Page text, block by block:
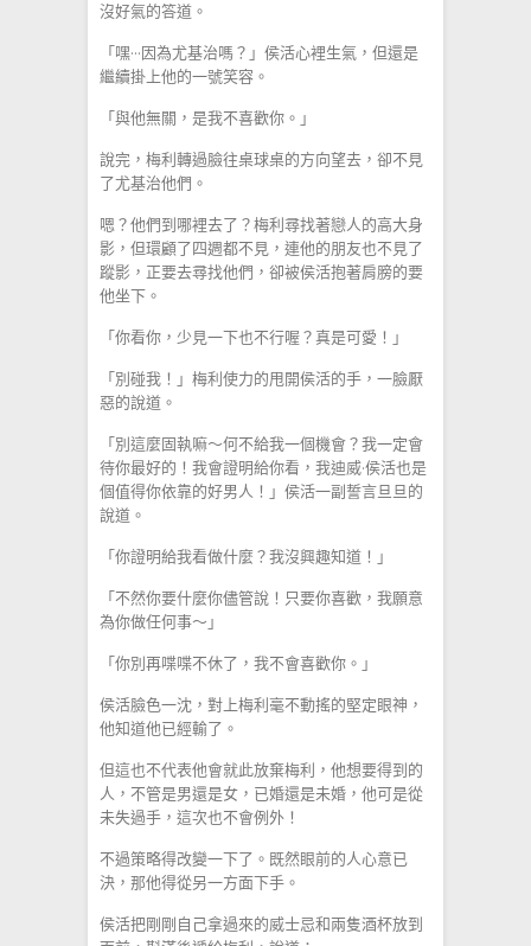
沒好氣的答道。
「嘿···因為尤基治嗎？」侯活心裡生氣，但還是
繼續掛上他的一號笑容。
「與他無關，是我不喜歡你。」
說完，梅利轉過臉往桌球桌的方向望去，卻不見
了尤基治他們。
嗯？他們到哪裡去了？梅利尋找著戀人的高大身
影，但環顧了四週都不見，連他的朋友也不見了
蹤影，正要去尋找他們，卻被侯活抱著肩膀的要
他坐下。
「你看你，少見一下也不行喔？真是可愛！」
「別碰我！」梅利使力的甩開侯活的手，一臉厭
惡的說道。
「別這麼固執嘛～何不給我一個機會？我一定會
待你最好的！我會證明給你看，我迪威·侯活也是
個值得你依靠的好男人！」侯活一副誓言旦旦的
說道。
「你證明給我看做什麼？我沒興趣知道！」
「不然你要什麼你儘管說！只要你喜歡，我願意
為你做任何事～」
「你別再喋喋不休了，我不會喜歡你。」
侯活臉色一沈，對上梅利毫不動搖的堅定眼神，
他知道他已經輸了。
但這也不代表他會就此放棄梅利，他想要得到的
人，不管是男還是女，已婚還是未婚，他可是從
未失過手，這次也不會例外！
不過策略得改變一下了。既然眼前的人心意已
決，那他得從另一方面下手。
侯活把剛剛自己拿過來的威士忌和兩隻酒杯放到